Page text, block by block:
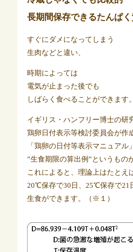
長期間保存できるたんぱく
すぐにダメになってしまう
生肉などと違い、
時期によっては
電気が止まった後でも
しばらく食べることができます。
イギリス・ハンフリー博士の研
鶏卵日付表示等検討委員会が作
「鶏卵の日付等表示マニュアル
”生食期限の算出例”というもの
これによると、理論上はたとえ
20℃保存で30日、25℃保存で21
生食ができます。（※１）